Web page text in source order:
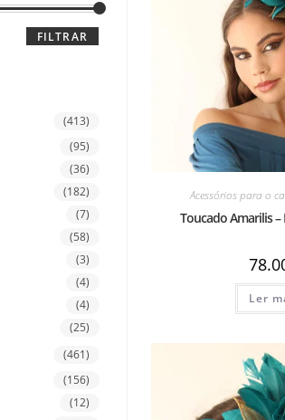
Acessórios para o
Toucado Amarilis
Ler
FILTRAR
(413)
(95)
(36)
(182)
(7)
(58)
(3)
(4)
(4)
(25)
(461)
(156)
(12)